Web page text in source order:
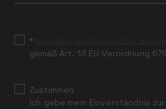
*
gemäß Art. 13 EU-Verordnung
Zustimmen
Ich gebe mein Einverständnis